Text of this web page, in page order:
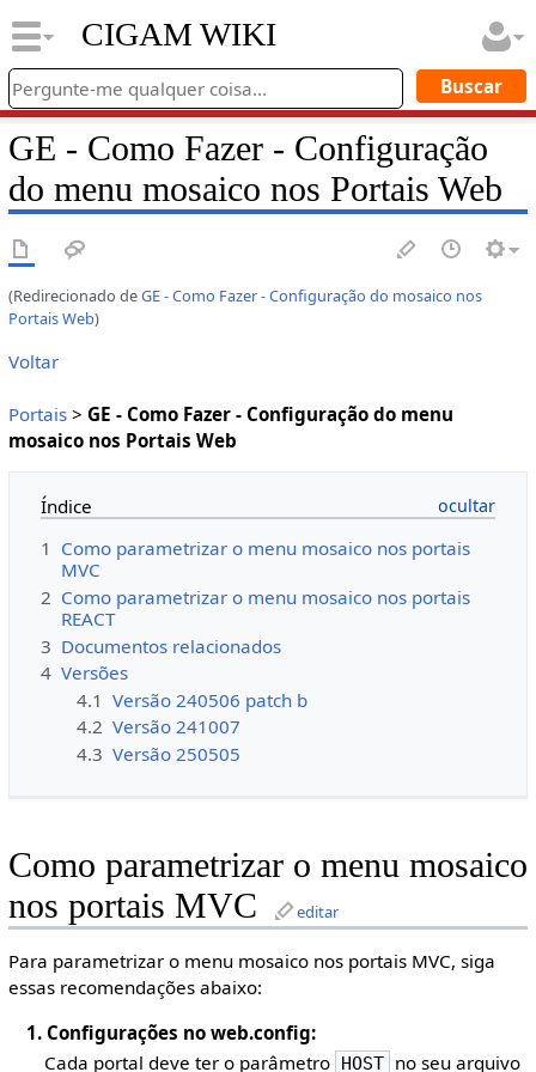
CIGAM WIKI
GE - Como Fazer - Configuração
do menu mosaico nos Portais Web
(Redirecionado deGE - Como Fazer - Configuração do mosaico nos
Portais Web)
Voltar
Portais> GE - Como Fazer - Configuração do menu
mosaico nos Portais Web
Índice
1 Como parametrizar o menu mosaico nos portais
MVC
2 Como parametrizar o menu mosaico nos portais
REACT
3 Documentos relacionados
4 Versões
4.1 Versão 240506 patch b
4.2 Versão 241007
4.3 Versão 250505
Como parametrizar o menu mosaico
nos portais MVC
editar
Para parametrizar o menu mosaico nos portais MVC, siga
essas recomendações abaixo:
1. Configurações no web.config:
Cada portal deve ter o parâmetro HOST no seu arquivo